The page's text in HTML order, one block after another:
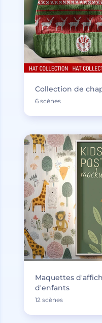
Collection de
6 scènes
Maquettes
d'enfants
12 scènes